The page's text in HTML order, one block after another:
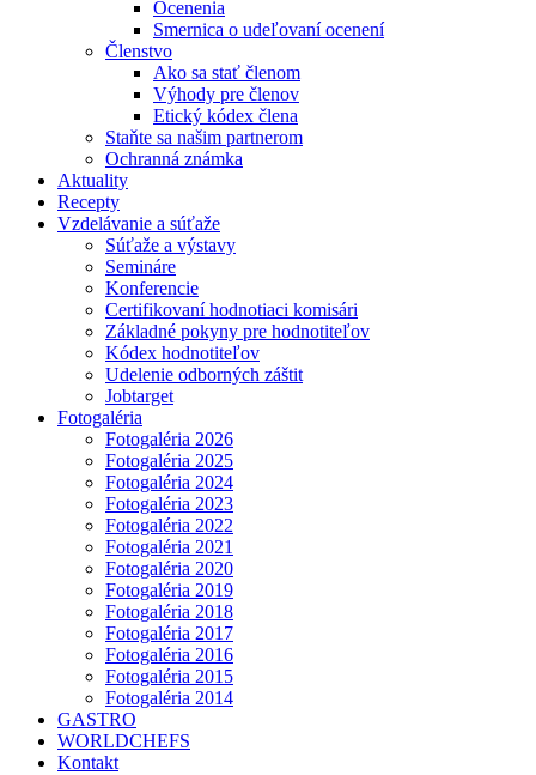
Ocenenia
Smernica o udeľovaní ocenení
Členstvo
Ako sa stať členom
Výhody pre členov
Etický kódex člena
Staňte sa našim partnerom
Ochranná známka
Aktuality
Recepty
Vzdelávanie a súťaže
Súťaže a výstavy
Semináre
Konferencie
Certifikovaní hodnotiaci komisári
Základné pokyny pre hodnotiteľov
Kódex hodnotiteľov
Udelenie odborných záštit
Jobtarget
Fotogaléria
Fotogaléria 2026
Fotogaléria 2025
Fotogaléria 2024
Fotogaléria 2023
Fotogaléria 2022
Fotogaléria 2021
Fotogaléria 2020
Fotogaléria 2019
Fotogaléria 2018
Fotogaléria 2017
Fotogaléria 2016
Fotogaléria 2015
Fotogaléria 2014
GASTRO
WORLDCHEFS
Kontakt